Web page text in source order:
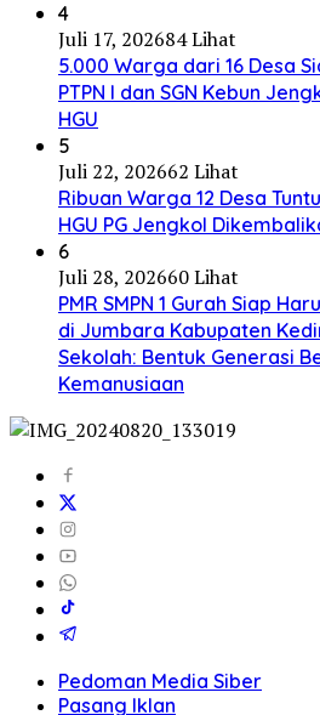
4
Juli 17, 202684 Lihat
5.000 Warga dari 16 Desa
PTPN I dan SGN Kebun
HGU
5
Juli 22, 202662 Lihat
Ribuan Warga 12 Desa
HGU PG Jengkol
6
Juli 28, 202660 Lihat
PMR SMPN 1 Gurah Siap
di Jumbara Kabupaten
Sekolah: Bentuk Generasi
Kemanusiaan
Pedoman Media Siber
Pasang Iklan